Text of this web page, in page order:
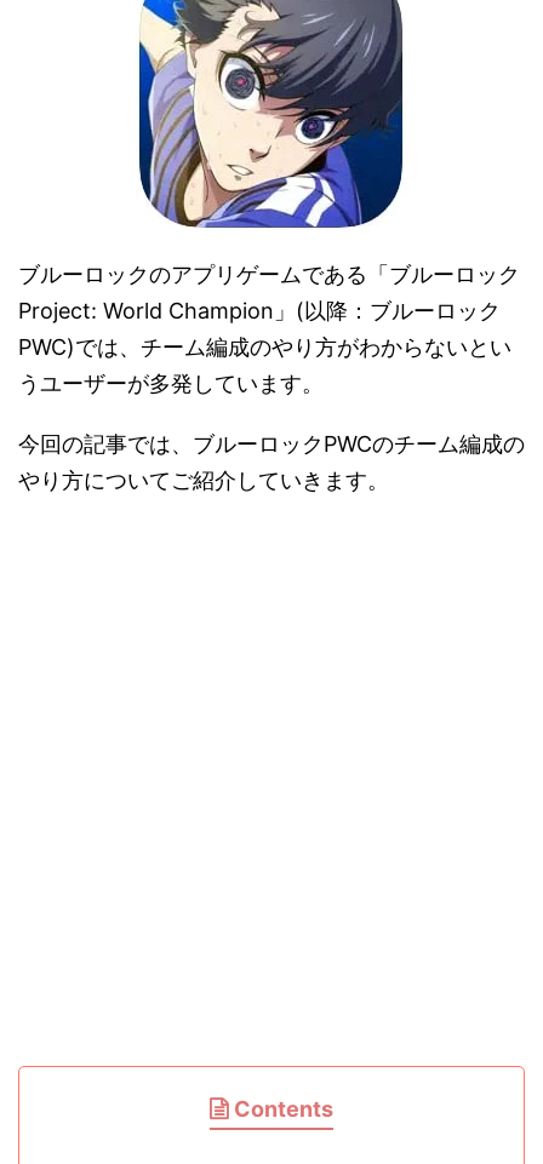
ブルーロックのアプリゲームである「ブルーロック
Project: World Champion」(以降：ブルーロック
PWC)では、チーム編成のやり方がわからないとい
うユーザーが多発しています。
今回の記事では、ブルーロックPWCのチーム編成の
やり方についてご紹介していきます。
Contents